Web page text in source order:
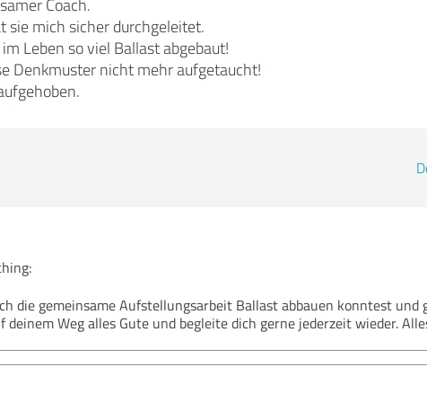
Coach.
sie mich sicher durchgeleitet.
Leben so viel Ballast abgebaut!
Denkmuster nicht mehr aufgetaucht!
die gemeinsame Aufstellungsarbeit Ballast abbauen konntest und
Weg alles Gute und begleite dich gerne jederzeit wieder.